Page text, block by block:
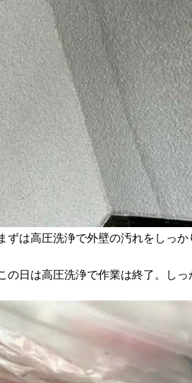
ずは高圧洗浄で外壁の汚れをしっか
の日は高圧洗浄で作業は終了。しっ